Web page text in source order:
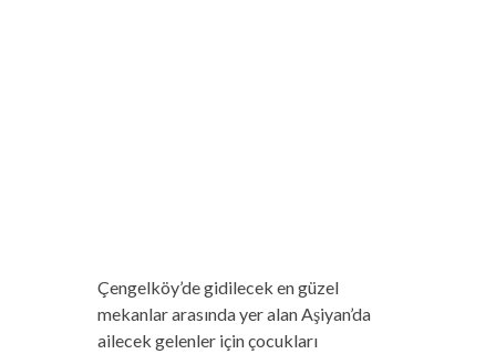
Çengelköy’de gidilecek en güzel
mekanlar arasında yer alan Aşiyan’da
ailecek gelenler için çocukları